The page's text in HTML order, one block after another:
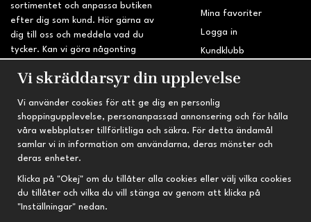
sortimentet och anpassa butiken
efter dig som kund. Hör gärna av
dig till oss och meddela vad du
tycker. Kan vi göra någonting
sidan?
Mina favoriter
Logga in
Kundklubb
INFORMATION
Om oss
Nyheter
Nyhetsbrev
Om cookies
Prenumeration
TRYGG HANDEL
Fri frakt vid köp över 695 kr
Kvalitetsprodukter till kanonpris
Vi skräddarsyr din upplevelse
Vi använder cookies för att ge dig en personlig
shoppingupplevelse, personanpassad annonsering och för hålla
våra webbplatser tillförlitliga och säkra. För detta ändamål
samlar vi in information om användarna, deras mönster och
deras enheter.
Klicka på "Okej" om du tillåter alla cookies eller välj vilka cookies
du tillåter och vilka du vill stänga av genom att klicka på
"Inställningar" nedan.